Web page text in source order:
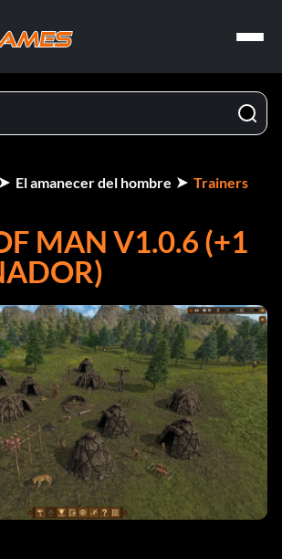
El amanecer del hombre Trainers
MAN V1.0.6 (+1